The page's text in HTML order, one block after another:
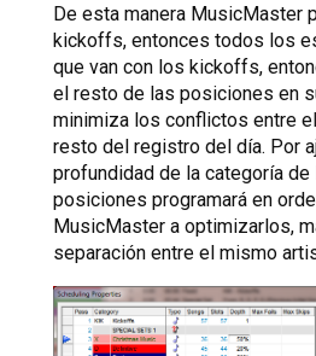
De esta manera MusicMaster
kickoffs, entonces todos los
que van con los kickoffs,
el resto de las posiciones en
minimiza los conflictos entre
resto del registro del día. Por
profundidad de la categoría
posiciones programará en
MusicMaster a optimizarlos,
separación entre el mismo